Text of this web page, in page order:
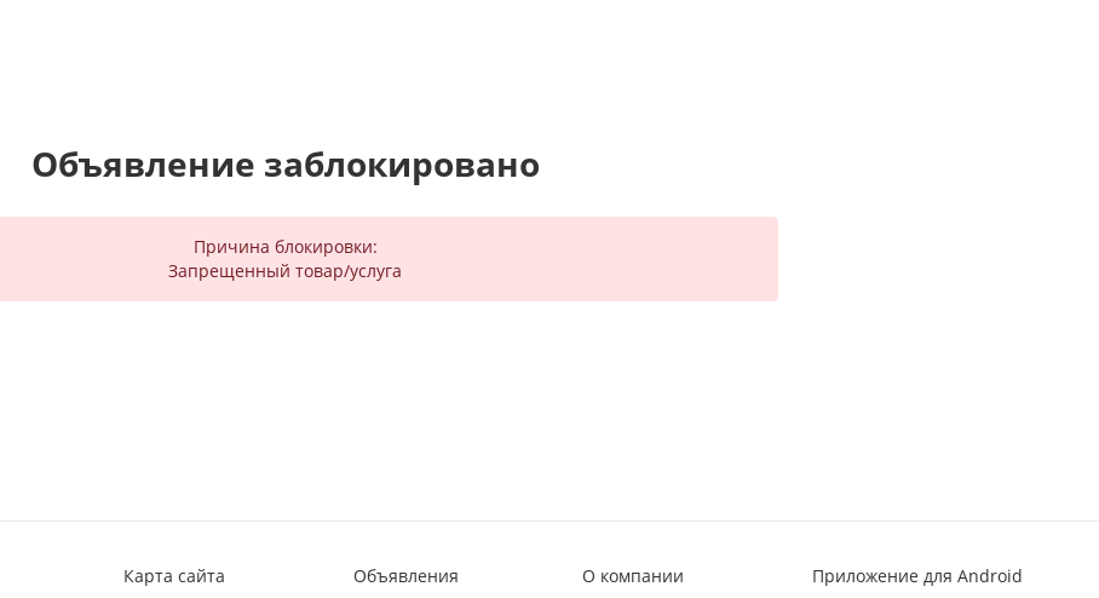
Объявление заблокировано
Причина блокировки:
Запрещенный товар/услуга
Карта сайта Объявления О компании Приложение для Android